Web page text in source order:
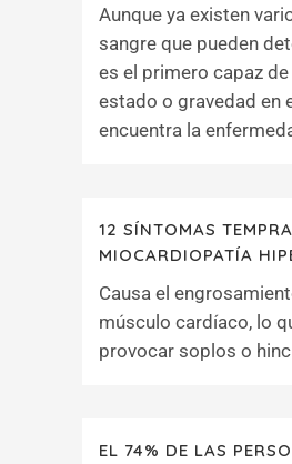
Aunque ya existen
sangre que pueden
es el primero capaz de
estado o gravedad en
encuentra la
12 SÍNTOMAS
MIOCARDIOPATÍA
Causa el
músculo cardíaco, lo
provocar soplos o
EL 74% DE LAS